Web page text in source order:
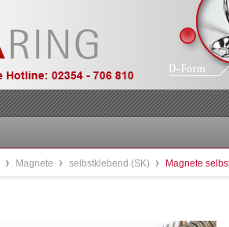
Magnete selbstklebend (SK) Magnete